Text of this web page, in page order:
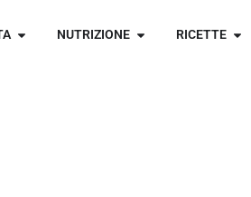
NUTRIZIONE RICETTE